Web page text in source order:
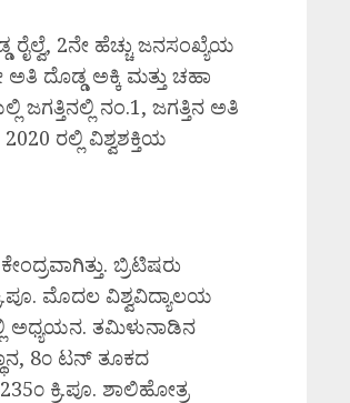
ರೈಲ್ವೆ, 2ನೇ ಹೆಚ್ಚು ಜನಸಂಖ್ಯೆಯ
ದೊಡ್ಡ ಅಕ್ಕಿ ಮತ್ತು ಚಹಾ
ಜಗತ್ತಿನಲ್ಲಿ ನಂ.1, ಜಗತ್ತಿನ ಅತಿ
ರಲ್ಲಿ ವಿಶ್ವಶಕ್ತಿಯ
ಬ್ರಿಟಿಷರು
ಮೊದಲ ವಿಶ್ವವಿದ್ಯಾಲಯ
ಅಧ್ಯಯನ. ತಮಿಳುನಾಡಿನ
8೦ ಟನ್ ತೂಕದ
ಕ್ರಿ.ಪೂ. ಶಾಲಿಹೋತ್ರ